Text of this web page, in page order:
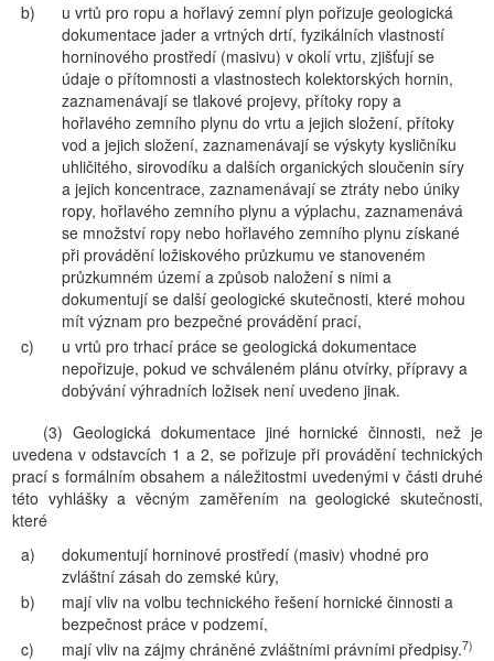
b)
u vrtů pro ropu a hořlavý zemní plyn pořizuje geologická
dokumentace jader a vrtných drtí, fyzikálních vlastností
horninového prostředí (masivu) v okolí vrtu, zjišťují se
údaje o přítomnosti a vlastnostech kolektorských hornin,
zaznamenávají se tlakové projevy, přítoky ropy a
hořlavého zemního plynu do vrtu a jejich složení, přítoky
vod a jejich složení, zaznamenávají se výskyty kysličníku
uhličitého, sirovodíku a dalších organických sloučenin síry
a jejich koncentrace, zaznamenávají se ztráty nebo úniky
ropy, hořlavého zemního plynu a výplachu, zaznamenává
se množství ropy nebo hořlavého zemního plynu získané
při provádění ložiskového průzkumu ve stanoveném
průzkumném území a způsob naložení s nimi a
dokumentují se další geologické skutečnosti, které mohou
mít význam pro bezpečné provádění prací,
c)
u vrtů pro trhací práce se geologická dokumentace
nepořizuje, pokud ve schváleném plánu otvírky, přípravy a
dobývání výhradních ložisek není uvedeno jinak.
(3) Geologická dokumentace jiné hornické činnosti, než je
uvedena v odstavcích 1 a 2, se pořizuje při provádění technických
prací s formálním obsahem a náležitostmi uvedenými v části druhé
této vyhlášky a věcným zaměřením na geologické skutečnosti,
které
a)
dokumentují horninové prostředí (masiv) vhodné pro
zvláštní zásah do zemské kůry,
b)
mají vliv na volbu technického řešení hornické činnosti a
bezpečnost práce v podzemí,
c)
mají vliv na zájmy chráněné zvláštními právními předpisy.7)